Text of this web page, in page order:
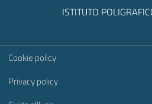
ISTITUTO
Sezione Link Utili
Cookie policy
Privacy policy